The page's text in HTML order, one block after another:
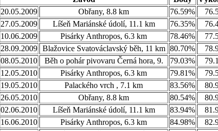
20.05.2009
Obřany, 8.8 km 76.59%
27.05.2009
Líšeň Mariánské údolí, 11.1 km 76.35%
10.06.2009
Pisárky Anthropos, 6.3 km 78.46%
28.09.2009 Blažovice Svatováclavský běh, 11 km 80.70%
08.05.2010
Běh o pohár pivovaru Černá hora, 9. 79.03%
12.05.2010
Pisárky Anthropos, 6.3 km 79.81%
19.05.2010
Palackého vrch , 7.1 km 83.56%
26.05.2010
Obřany, 8.8 km 80.54%
02.06.2010
Líšeň Mariánské údolí, 11.1 km 83.94%
16.06.2010
Pisárky Anthropos, 6.3 km 84.98%